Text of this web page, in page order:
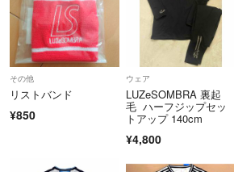
その他
リストバンド
¥850
ウェア
LUZeSOMBRA 裏起
毛 ハーフジップセッ
トアップ 140cm
¥4,800